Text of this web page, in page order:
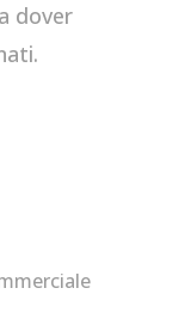
dover